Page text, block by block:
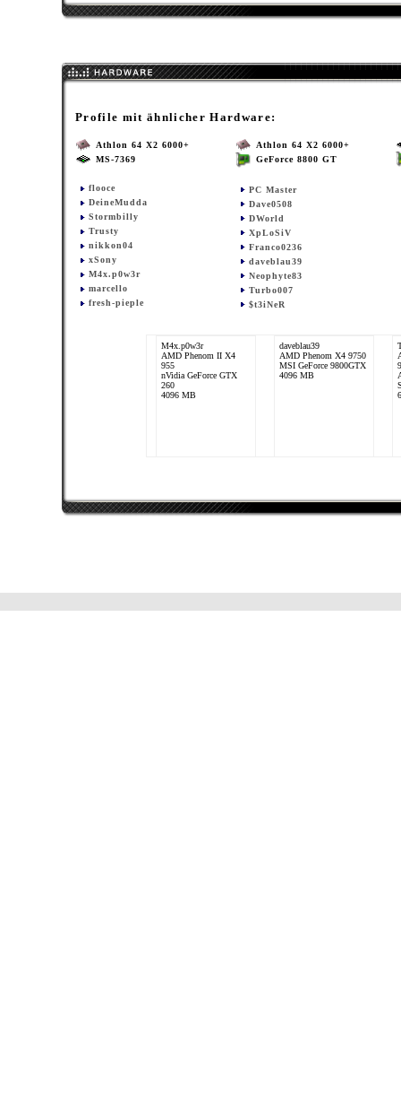
Profile mit ähnlicher Hardware:
Athlon 64 X2 6000+
MS-7369
flooce
DeineMudda
Stormbilly
Trusty
nikkon04
xSony
M4x.p0w3r
marcello
fresh-pieple
Athlon 64 X2 6000+
GeForce 8800 GT
PC Master
Dave0508
DWorld
XpLoSiV
Franco0236
daveblau39
Neophyte83
Turbo007
$t3iNeR
M4x.p0w3r
AMD Phenom II X4
955
nVidia GeForce GTX
260
4096 MB
daveblau39
AMD Phenom X4 9750
MSI GeForce 9800GTX
4096 MB
AMD Radeon HD 6900
Series